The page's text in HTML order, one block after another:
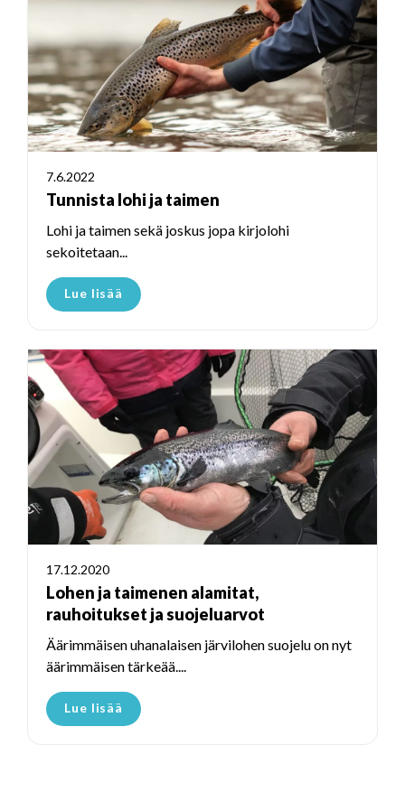
7.6.2022
Tunnista lohi ja taimen
Lohi ja taimen sekä joskus jopa kirjolohi
sekoitetaan...
Lue lisää
17.12.2020
Lohen ja taimenen alamitat,
rauhoitukset ja suojeluarvot
Äärimmäisen uhanalaisen järvilohen suojelu on nyt
äärimmäisen tärkeää....
Lue lisää